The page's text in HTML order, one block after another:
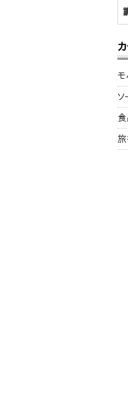
モ
ソ